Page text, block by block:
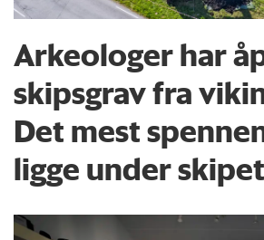
Arkeologer har
skipsgrav fra
Det mest
ligge under skipet